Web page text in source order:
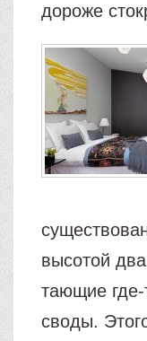
дороже
высотой
тающие
своды.